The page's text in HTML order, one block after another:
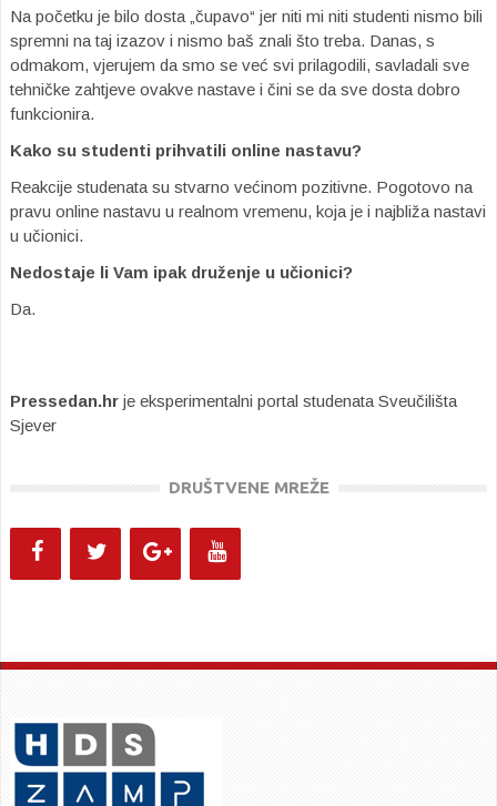
Na početku je bilo dosta „čupavo“ jer niti mi niti studenti nismo bili
spremni na taj izazov i nismo baš znali što treba. Danas, s
odmakom, vjerujem da smo se već svi prilagodili, savladali sve
tehničke zahtjeve ovakve nastave i čini se da sve dosta dobro
funkcionira.
Kako su studenti prihvatili online nastavu?
Reakcije studenata su stvarno većinom pozitivne. Pogotovo na
pravu online nastavu u realnom vremenu, koja je i najbliža nastavi
u učionici.
Nedostaje li Vam ipak druženje u učionici?
Da.
Pressedan.hr je eksperimentalni portal studenata Sveučilišta
Sjever
DRUŠTVENE MREŽE